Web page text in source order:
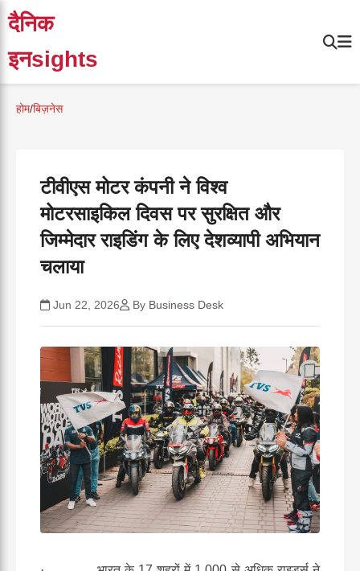
दैनिक
इनsights
होम/बिज़नेस
टीवीएस मोटर कंपनी ने विश्व
मोटरसाइकिल दिवस पर सुरक्षित और
जिम्मेदार राइडिंग के लिए देशव्यापी अभियान
चलाया
Jun 22, 2026 By Business Desk